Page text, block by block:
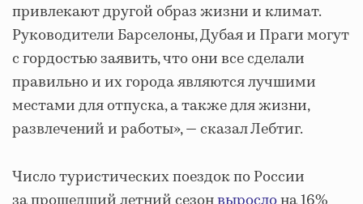
привлекают другой образ жизни и климат.
Руководители Барселоны, Дубая и Праги могут
с гордостью заявить, что они все сделали
правильно и их города являются лучшими
местами для отпуска, а также для жизни,
развлечений и работы», — сказал Лебтиг.
Число туристических поездок по России